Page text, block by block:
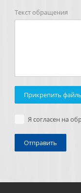
Текст обращения
Прикрепить
Я согласен на